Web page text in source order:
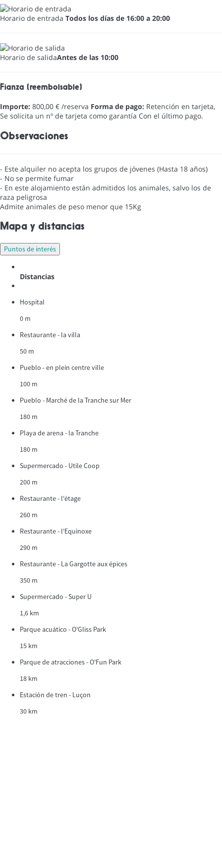
Horario de entrada Todos los días de 16:00 a 20:00
Horario de salidaAntes de las 10:00
Fianza (reembolsable)
Importe: 800,00 € /reserva Forma de pago: Retención en tarjeta,
Se solicita un nº de tarjeta como garantía Con el último pago.
Observaciones
- Este alquiler no acepta los grupos de jóvenes (Hasta 18 años)
- No se permite fumar
- En este alojamiento están admitidos los animales, salvo los de
raza peligrosa
Admite animales de peso menor que 15Kg
Mapa y distancias
Puntos de interés
Distancias
Hospital
0 m
Restaurante - la villa
50 m
Pueblo - en plein centre ville
100 m
Pueblo - Marché de la Tranche sur Mer
180 m
Playa de arena - la Tranche
180 m
Supermercado - Utile Coop
200 m
Restaurante - l'étage
260 m
Restaurante - l'Equinoxe
290 m
Restaurante - La Gargotte aux épices
350 m
Supermercado - Super U
1,6 km
Parque acuático - O'Gliss Park
15 km
Parque de atracciones - O'Fun Park
18 km
Estación de tren - Luçon
30 km